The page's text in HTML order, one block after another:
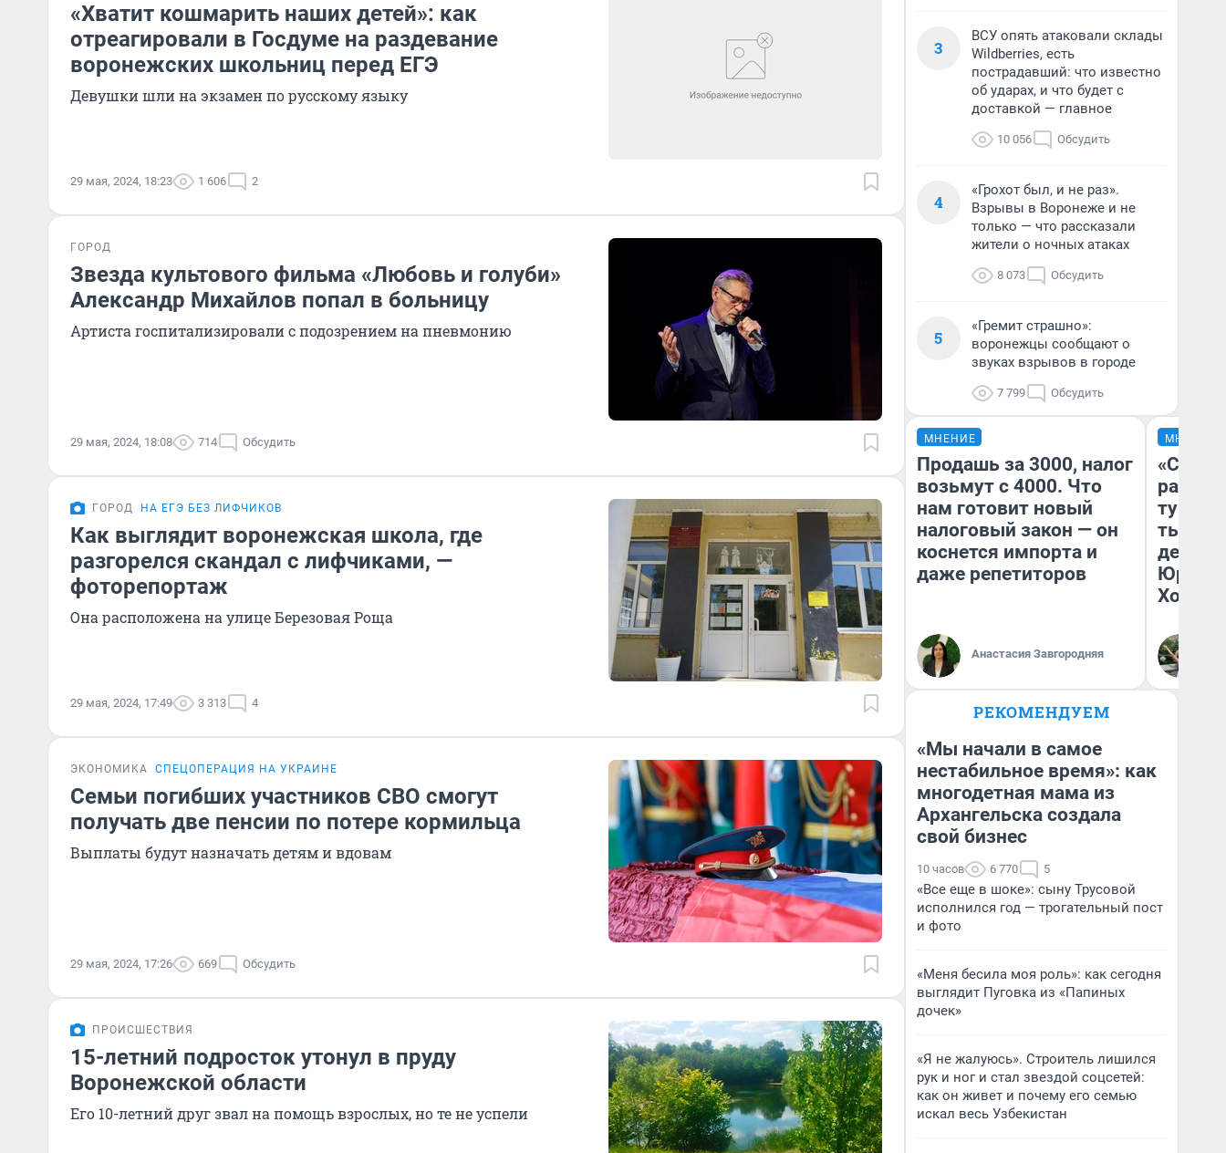
«Хватит кошмарить наших детей»: как
отреагировали в Госдуме на раздевание
воронежских школьниц перед ЕГЭ
Девушки шли на экзамен по русскому языку
29 мая, 2024, 18:23 1 606 2
ГОРОД
Звезда культового фильма «Любовь и голуби»
Александр Михайлов попал в больницу
Артиста госпитализировали с подозрением на пневмонию
29 мая, 2024, 18:08 714 Обсудить
ГОРОД НА ЕГЭ БЕЗ ЛИФЧИКОВ
Как выглядит воронежская школа, где
разгорелся скандал с лифчиками, —
фоторепортаж
Она расположена на улице Березовая Роща
29 мая, 2024, 17:49 3 313 4
ЭКОНОМИКА СПЕЦОПЕРАЦИЯ НА УКРАИНЕ
Семьи погибших участников СВО смогут
получать две пенсии по потере кормильца
Выплаты будут назначать детям и вдовам
29 мая, 2024, 17:26 669 Обсудить
ПРОИСШЕСТВИЯ
15-летний подросток утонул в пруду
Воронежской области
Его 10-летний друг звал на помощь взрослых, но те не успели
3
ВСУ опять атаковали склады
Wildberries, есть
пострадавший: что известно
об ударах, и что будет с
доставкой — главное
10 056 Обсудить
4
«Грохот был, и не раз».
Взрывы в Воронеже и не
только — что рассказали
жители о ночных атаках
8 073 Обсудить
5
«Гремит страшно»:
воронежцы сообщают о
звуках взрывов в городе
7 799 Обсудить
МНЕНИЕ
Продашь за 3000, налог
возьмут с 4000. Что
нам готовит новый
налоговый закон — он
коснется импорта и
даже репетиторов
Анастасия Завгородняя
МНЕНИЕ
тысяч,
день
РЕКОМЕНДУЕМ
«Мы начали в самое
нестабильное время»: как
многодетная мама из
Архангельска создала
свой бизнес
10 часов 6 770 5
«Все еще в шоке»: сыну Трусовой
исполнился год — трогательный пост
и фото
«Меня бесила моя роль»: как сегодня
выглядит Пуговка из «Папиных
дочек»
«Я не жалуюсь». Строитель лишился
рук и ног и стал звездой соцсетей:
как он живет и почему его семью
искал весь Узбекистан